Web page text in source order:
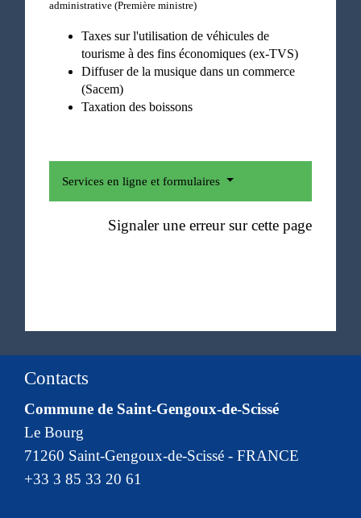
administrative (Première ministre)
Taxes sur l'utilisation de véhicules de
tourisme à des fins économiques (ex-TVS)
Diffuser de la musique dans un commerce
(Sacem)
Taxation des boissons
Services en ligne et formulaires
Signaler une erreur sur cette page
Contacts
Commune de Saint-Gengoux-de-Scissé
Le Bourg
71260 Saint-Gengoux-de-Scissé - FRANCE
+33 3 85 33 20 61